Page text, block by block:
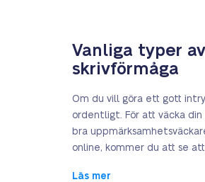
Vanliga typer
skrivförmåga
Om du vill göra ett gott
ordentligt. För att väcka
bra
online, kommer du att se
Läs mer